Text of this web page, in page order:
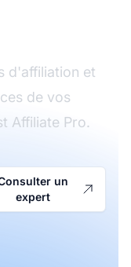
d'affiliation et
de vos
Affiliate Pro.
un
expert